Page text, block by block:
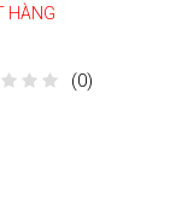
HÀNG
(0)